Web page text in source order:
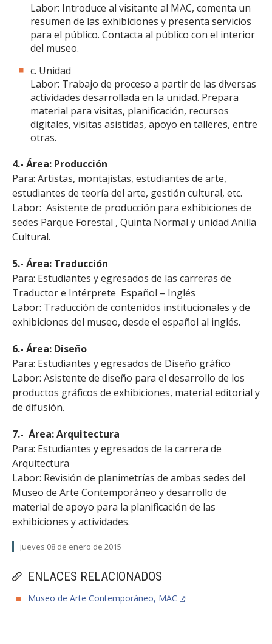
ENLACES RELACIONADOS
Museo de Arte Contemporáneo, MAC
Labor: Introduce al visitante al MAC, comenta un
resumen de las exhibiciones y presenta servicios
para el público. Contacta al público con el interior
del museo.
c. Unidad
Labor: Trabajo de proceso a partir de las diversas
actividades desarrollada en la unidad. Prepara
material para visitas, planificación, recursos
digitales, visitas asistidas, apoyo en talleres, entre
otras.
4.- Área: Producción
Para: Artistas, montajistas, estudiantes de arte,
estudiantes de teoría del arte, gestión cultural, etc.
Labor: Asistente de producción para exhibiciones de
sedes Parque Forestal , Quinta Normal y unidad Anilla
Cultural.
5.- Área: Traducción
Para: Estudiantes y egresados de las carreras de
Traductor e Intérprete Español – Inglés
Labor: Traducción de contenidos institucionales y de
exhibiciones del museo, desde el español al inglés.
6.- Área: Diseño
Para: Estudiantes y egresados de Diseño gráfico
Labor: Asistente de diseño para el desarrollo de los
productos gráficos de exhibiciones, material editorial y
de difusión.
7.- Área: Arquitectura
Para: Estudiantes y egresados de la carrera de
Arquitectura
Labor: Revisión de planimetrías de ambas sedes del
Museo de Arte Contemporáneo y desarrollo de
material de apoyo para la planificación de las
exhibiciones y actividades.
jueves 08 de enero de 2015